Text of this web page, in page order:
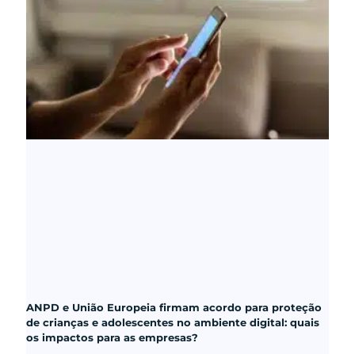
ANPD e União Europeia firmam acordo para proteção
de crianças e adolescentes no ambiente digital: quais
os impactos para as empresas?